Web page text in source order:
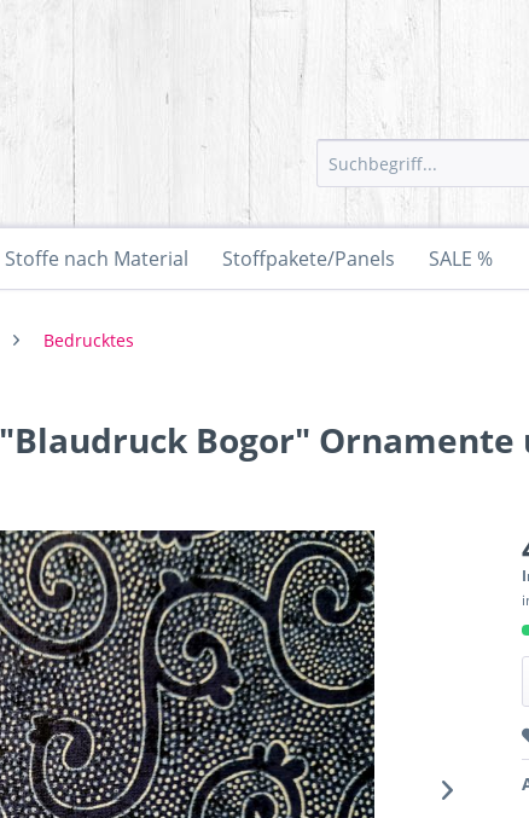
Stoffe nach Material Stoffpakete/Panels SALE %
Bedrucktes
Bogor" Ornamente